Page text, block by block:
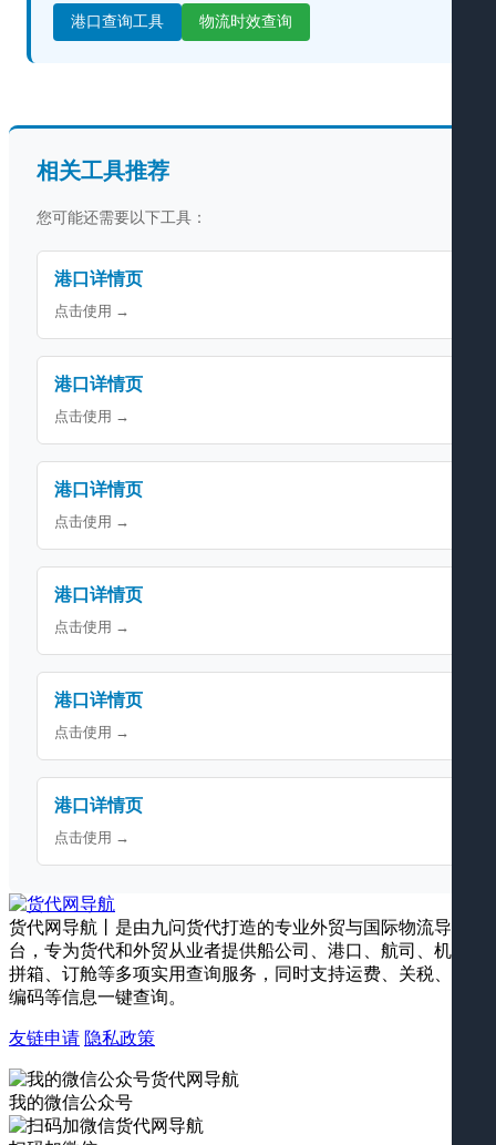
港口查询工具 物流时效查询
相关工具推荐
您可能还需要以下工具：
港口详情页
点击使用 →
港口详情页
点击使用 →
港口详情页
点击使用 →
港口详情页
点击使用 →
港口详情页
点击使用 →
港口详情页
点击使用 →
货代网导航丨是由九问货代打造的专业外贸与国际物流导航平
台，专为货代和外贸从业者提供船公司、港口、航司、机场、
拼箱、订舱等多项实用查询服务，同时支持运费、关税、海关
编码等信息一键查询。
友链申请 隐私政策
我的微信公众号